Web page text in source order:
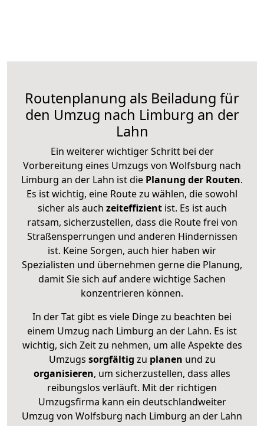
Routenplanung als Beiladung für
den Umzug nach Limburg an der
Lahn
Ein weiterer wichtiger Schritt bei der
Vorbereitung eines Umzugs von Wolfsburg nach
Limburg an der Lahn ist die Planung der Routen.
Es ist wichtig, eine Route zu wählen, die sowohl
sicher als auch zeiteffizientist. Es ist auch
ratsam, sicherzustellen, dass die Route frei von
Straßensperrungen und anderen Hindernissen
ist. Keine Sorgen, auch hier haben wir
Spezialisten und übernehmen gerne die Planung,
damit Sie sich auf andere wichtige Sachen
konzentrieren können.
In der Tat gibt es viele Dinge zu beachten bei
einem Umzug nach Limburg an der Lahn. Es ist
wichtig, sich Zeit zu nehmen, um alle Aspekte des
Umzugs sorgfältig zu planen und zu
organisieren, um sicherzustellen, dass alles
reibungslos verläuft. Mit der richtigen
Umzugsfirma kann ein deutschlandweiter
Umzug von Wolfsburg nach Limburg an der Lahn